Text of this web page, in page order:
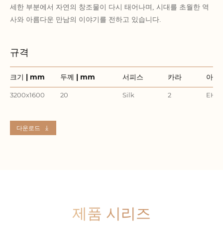
세한 부분에서 자연의 창조물이 다시 태어나며, 시대를 초월한 역
사와 아름다운 만남의 이야기를 전하고 있습니다.
규격
크기 | mm 두께 | mm 서피스 카라 아이
3200x1600 20 Silk 2
다운로드
제품 시리즈